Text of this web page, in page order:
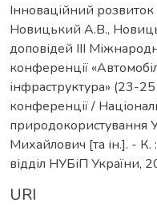
Інноваційний
Новицький А.В.,
доповідей ІІІ
конференції
інфраструктура» (23-
конференції /
природокористування
Михайлович [та ін.]. -
відділ НУБіП України,
URI